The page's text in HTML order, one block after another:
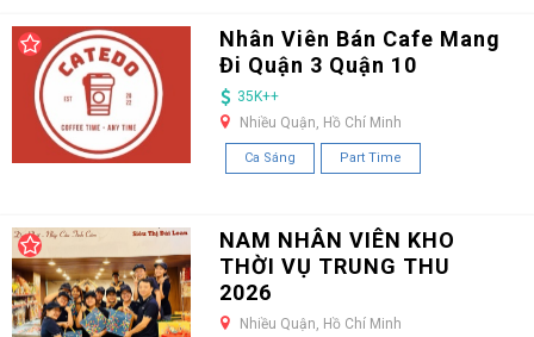
Nhân Viên Bán Cafe Mang
Đi Quận 3 Quận 10
35K++
Nhiều Quận, Hồ Chí Minh
Ca Sáng Part Time
NAM NHÂN VIÊN KHO
THỜI VỤ TRUNG THU
2026
Nhiều Quận, Hồ Chí Minh